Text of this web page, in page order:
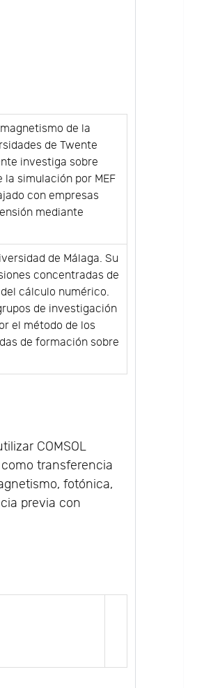
de la
de Twente
investiga sobre
simulación por MEF
con empresas
mediante
de Málaga. Su
concentradas de
cálculo numérico.
de investigación
el método de los
de formación sobre
COMSOL
transferencia
fotónica,
previa con